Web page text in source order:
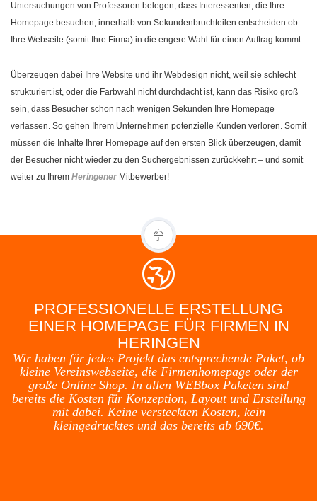
Untersuchungen von Professoren belegen, dass Interessenten, die Ihre
Homepage besuchen, innerhalb von Sekundenbruchteilen entscheiden ob
Ihre Webseite (somit Ihre Firma) in die engere Wahl für einen Auftrag kommt.
Überzeugen dabei Ihre Website und ihr Webdesign nicht, weil sie schlecht
strukturiert ist, oder die Farbwahl nicht durchdacht ist, kann das Risiko groß
sein, dass Besucher schon nach wenigen Sekunden Ihre Homepage
verlassen. So gehen Ihrem Unternehmen potenzielle Kunden verloren. Somit
müssen die Inhalte Ihrer Homepage auf den ersten Blick überzeugen, damit
der Besucher nicht wieder zu den Suchergebnissen zurückkehrt – und somit
weiter zu Ihrem Heringener Mitbewerber!
PROFESSIONELLE ERSTELLUNG
EINER HOMEPAGE FÜR FIRMEN IN
HERINGEN
Wir haben für jedes Projekt das entsprechende Paket, ob
kleine Vereinswebseite, die Firmenhomepage oder der
große Online Shop. In allen WEBbox Paketen sind
bereits die Kosten für Konzeption, Layout und Erstellung
mit dabei. Keine versteckten Kosten, kein
kleingedrucktes und das bereits ab 690€.